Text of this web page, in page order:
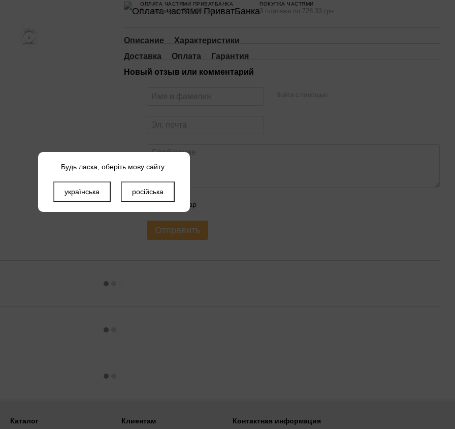
ОПЛАТА ЧАСТЯМИ ПРИВАТБАНКА
3 платежа по 728.33 грн
ПОКУПКА ЧАСТЯМИ
3 платежа по 728.33 грн
Описание
Характеристики
Доставка
Оплата
Гарантия
Новый отзыв или комментарий
Войти с помощью
Оцените товар
Отправить
Каталог Клиентам Контактная информация
Будь ласка, оберіть мову сайту:
українська російська